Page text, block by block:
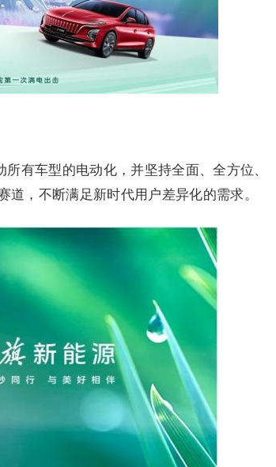
有车型的电动化，并坚持全面、全方位、
，不断满足新时代用户差异化的需求。